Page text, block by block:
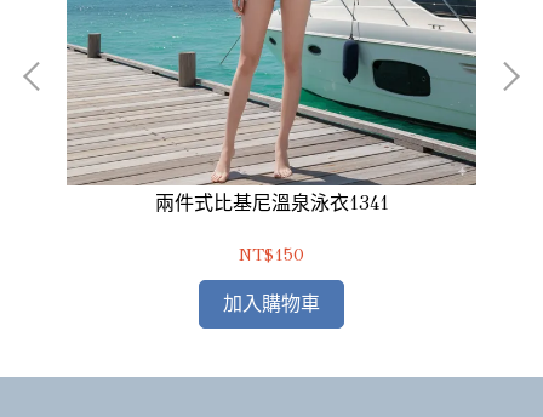
兩件式比基尼溫泉泳衣1341
NT$150
加入購物車